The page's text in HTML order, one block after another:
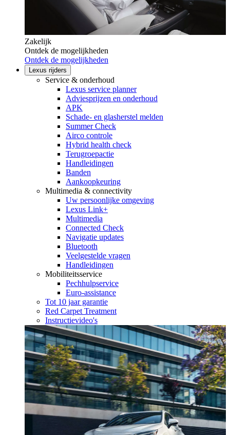
Zakelijk
Ontdek de mogelijkheden
Ontdek de mogelijkheden
Lexus rijders
Service & onderhoud
Lexus service planner
Adviesprijzen en onderhoud
APK
Schade- en glasherstel melden
Summer Check
Airco controle
Hybrid health check
Terugroepactie
Handleidingen
Banden
Aankoopkeuring
Multimedia & connectivity
Uw persoonlijke omgeving
Lexus Link+
Multimedia
Connected Check
Navigatie updates
Bluetooth
Veelgestelde vragen
Handleidingen
Mobiliteitsservice
Pechhulpservice
Euro-assistance
Tot 10 jaar garantie
Red Carpet Treatment
Instructievideo's